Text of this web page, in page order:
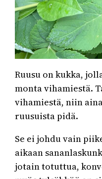
Ruusu on kukka,
monta vihamiestä.
vihamiestä, niin
ruusuista pidä.
Se ei johdu vain
aikaan
jotain totuttua,